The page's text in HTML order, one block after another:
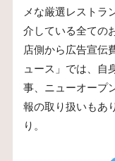
メな厳選レストラ
介している全ての
店側から広告宣伝
ュース」では、自
事、ニューオープ
報の取り扱いもあ
り。